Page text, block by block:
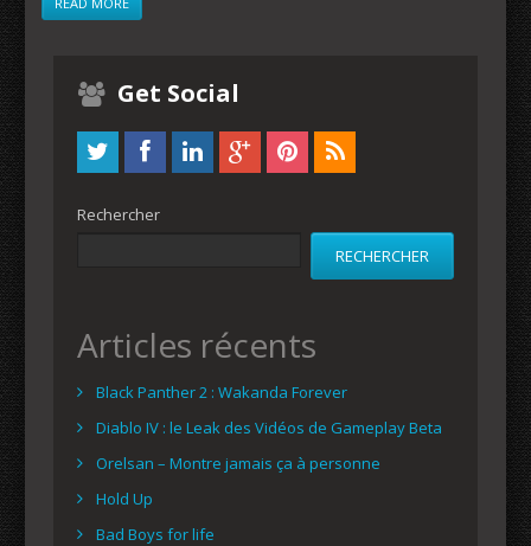
Get Social
Rechercher
RECHERCHER
Articles récents
Black Panther 2 : Wakanda Forever
Diablo IV : le Leak des Vidéos de Gameplay Beta
Orelsan – Montre jamais ça à personne
Hold Up
Bad Boys for life